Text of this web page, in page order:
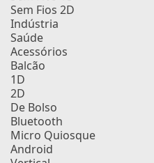
Sem Fios 2D
Indústria
Saúde
Acessórios
Balcão
1D
2D
De Bolso
Bluetooth
Micro Quiosque
Android